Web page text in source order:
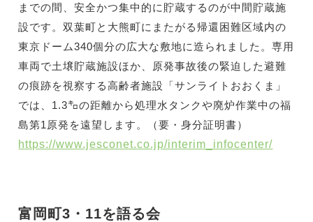
までの間、安全かつ集中的に貯蔵するのが中間貯蔵施
設です。双葉町と大熊町にまたがる帰還困難区域内の
東京ドーム340個分の広大な敷地に造られました。専用
車両で土壌貯蔵施設ほか、原発事故後の緊迫した避難
の痕跡を視察する高齢者施設「サンライトおおくま」
では、1.3㌔の距離から処理水タンクや廃炉作業中の福
島第1原発を遠望します。（要・身分証明書）
https://www.jesconet.co.jp/interim_infocenter/
富岡町3・11を語る会